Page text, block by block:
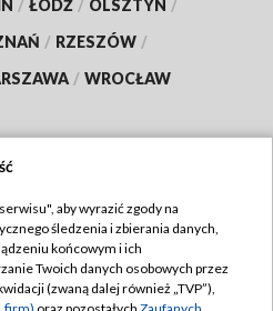
/ ŁÓDŹ / OLSZTYN /
/ RZESZÓW /
/ WROCŁAW
TVP
TVP
aby wyrazić zgody na
śledzenia i zbierania danych,
końcowym i ich
Twoich danych osobowych przez
(zwaną dalej również „TVP”),